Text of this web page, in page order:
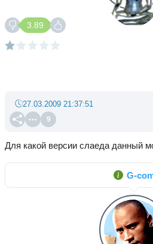
3.89
9
27.03.2009 21:37:51
Для какой версии слаеда данный
G-